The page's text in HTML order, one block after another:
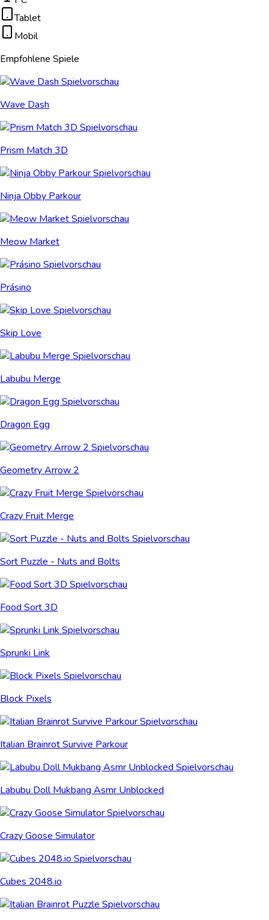
Tablet
Mobil
Empfohlene Spiele
Wave Dash
Prism Match 3D
Ninja Obby Parkour
Meow Market
Prásino
Skip Love
Labubu Merge
Dragon Egg
Geometry Arrow 2
Crazy Fruit Merge
Sort Puzzle - Nuts and Bolts
Food Sort 3D
Sprunki Link
Block Pixels
Italian Brainrot Survive Parkour
Labubu Doll Mukbang Asmr Unblocked
Crazy Goose Simulator
Cubes 2048.io